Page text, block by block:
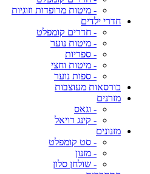
- מיטות מרופדות וזוגיות
חדרי ילדים
- חדרים קומפלט
- מיטות נוער
- ספריות
- מיטות וחצי
- ספות נוער
כורסאות מעוצבות
מזרנים
- וגאס
- קינג רויאל
מזנונים
- סט קומפלט
- מזנון
- שולחן סלון